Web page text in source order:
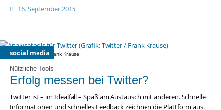
16. September 2015
Grafik: Twitter / Frank Krause
social media
Nützliche Tools
Erfolg messen bei Twitter?
Twitter ist – im Idealfall – Spaß am Austausch mit anderen. Schnelle
Informationen und schnelles Feedback zeichnen die Plattform aus.